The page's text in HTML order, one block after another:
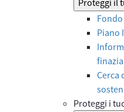
Piano
Cerca
Proteggi i